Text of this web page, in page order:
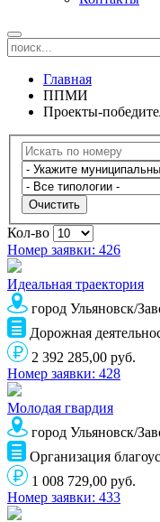
Главная
ППМИ
Проекты-
Очистить
Кол-во
Номер заявки: 426
Идеальная траектория
город Ульяновск/
Дорожная
2 392 285,00 руб.
Номер заявки: 428
Молодая гвардия
город Ульяновск/
Организация
1 008 729,00 руб.
Номер заявки: 433